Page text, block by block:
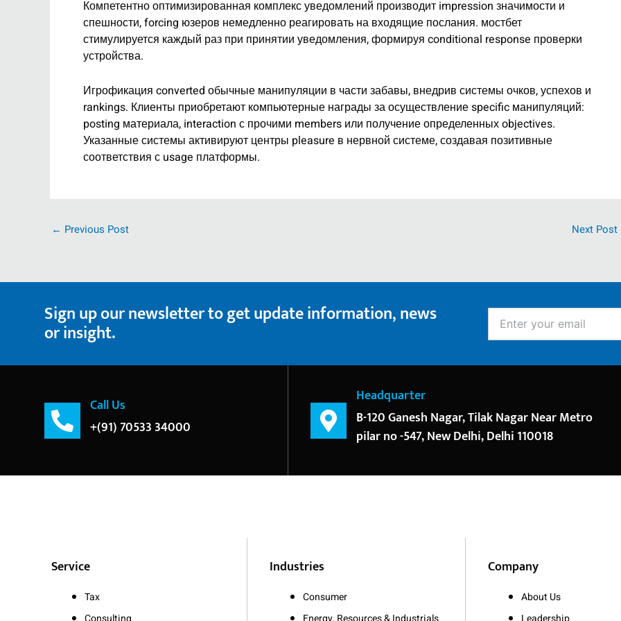
Компетентно оптимизированная комплекс уведомлений производит impression значимости и
спешности, forcing юзеров немедленно реагировать на входящие послания. мостбет
стимулируется каждый раз при принятии уведомления, формируя conditional response проверки
устройства.
Игрофикация converted обычные манипуляции в части забавы, внедрив системы очков, успехов и
rankings. Клиенты приобретают компьютерные награды за осуществление specific манипуляций:
posting материала, interaction с прочими members или получение определенных objectives.
Указанные системы активируют центры pleasure в нервной системе, создавая позитивные
соответствия с usage платформы.
← Previous Post Next Post
Sign up our newsletter to get update information, news
or insight.
your
Call Us
+(91) 70533 34000
Headquarter
B-120 Ganesh Nagar, Tilak Nagar Near Metro
pilar no -547, New Delhi, Delhi 110018
Service
Tax
Industries
Consumer
Company
About Us